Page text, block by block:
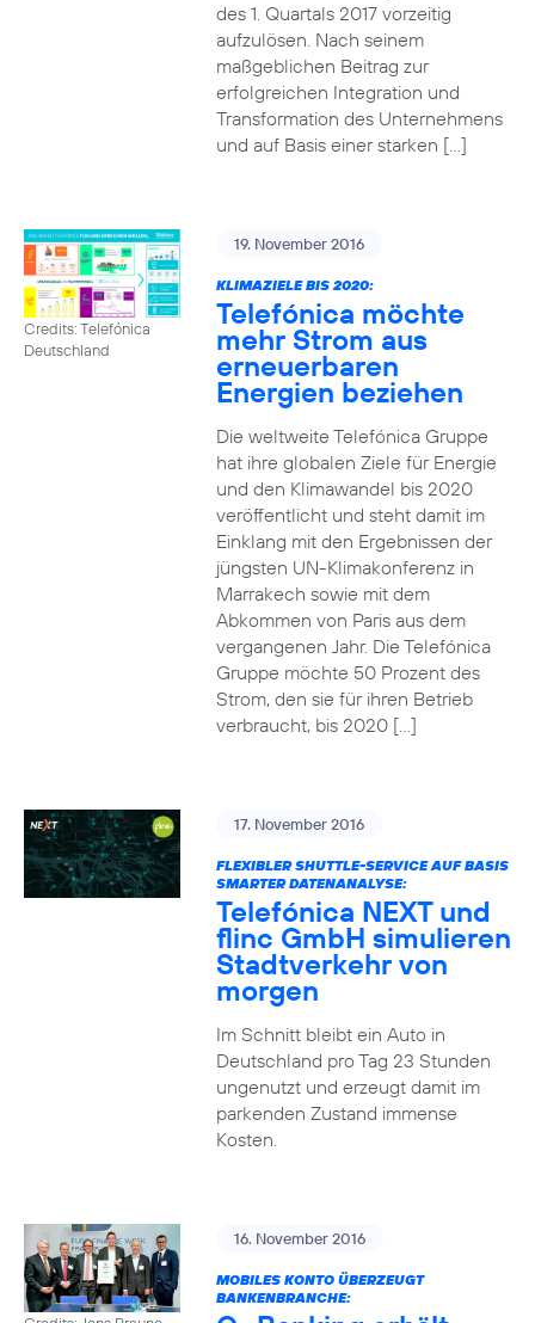
des 1. Quartals 2017 vorzeitig
aufzulösen. Nach seinem
maßgeblichen Beitrag zur
erfolgreichen Integration und
Transformation des Unternehmens
und auf Basis einer starken […]
Credits: Telefónica
Deutschland
19. November 2016
KLIMAZIELE BIS 2020:
Telefónica möchte
mehr Strom aus
erneuerbaren
Energien beziehen
Die weltweite Telefónica Gruppe
hat ihre globalen Ziele für Energie
und den Klimawandel bis 2020
veröffentlicht und steht damit im
Einklang mit den Ergebnissen der
jüngsten UN-Klimakonferenz in
Marrakech sowie mit dem
Abkommen von Paris aus dem
vergangenen Jahr. Die Telefónica
Gruppe möchte 50 Prozent des
Strom, den sie für ihren Betrieb
verbraucht, bis 2020 […]
17. November 2016
FLEXIBLER SHUTTLE-SERVICE AUF BASIS
SMARTER DATENANALYSE:
Telefónica NEXT und
flinc GmbH simulieren
Stadtverkehr von
morgen
Im Schnitt bleibt ein Auto in
Deutschland pro Tag 23 Stunden
ungenutzt und erzeugt damit im
parkenden Zustand immense
Kosten.
16. November 2016
MOBILES KONTO ÜBERZEUGT
BANKENBRANCHE: